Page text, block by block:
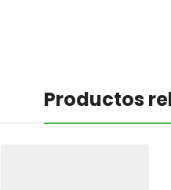
Productos